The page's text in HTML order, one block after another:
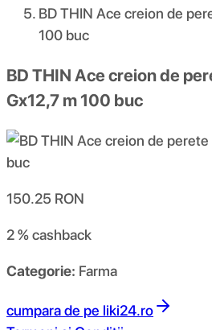
BD THIN Ace creion de
100 buc
BD THIN Ace creion de
Gx12,7 m 100 buc
150.25 RON
2 %cashback
Categorie: Farma
cumpara de pe liki24.ro